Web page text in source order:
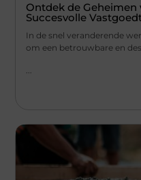
Ontdek de Geheimen
Succesvolle
In de snel veranderende
om een betrouwbare en